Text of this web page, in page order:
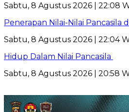
Sabtu, 8 Agustus 2026 | 22:08
Penerapan Nilai-Nilai Pancasila
Sabtu, 8 Agustus 2026 | 22:04
Hidup Dalam Nilai Pancasila
Sabtu, 8 Agustus 2026 | 20:58